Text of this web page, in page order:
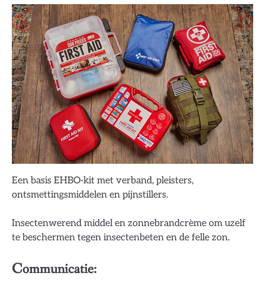
Een basis EHBO-kit met verband, pleisters,
ontsmettingsmiddelen en pijnstillers.
Insectenwerend middel en zonnebrandcrème om uzelf
te beschermen tegen insectenbeten en de felle zon.
Communicatie: